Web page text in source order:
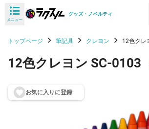
メニュー
グッズ・ノベルティ
トップページ 筆記具 クレヨン 12色クレ
12色クレヨン SC-0103
お気に入りに登録